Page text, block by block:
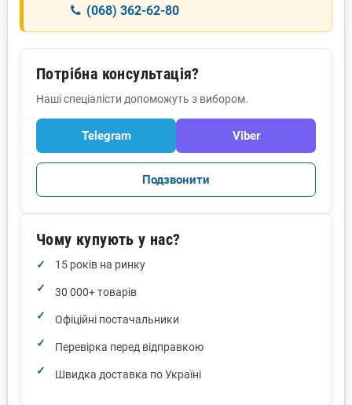
(068) 362-62-80
Потрібна консультація?
Наші спеціалісти допоможуть з вибором.
Telegram Viber
Подзвонити
Чому купують у нас?
15 років на ринку
30 000+ товарів
Офіційні постачальники
Перевірка перед відправкою
Швидка доставка по Україні